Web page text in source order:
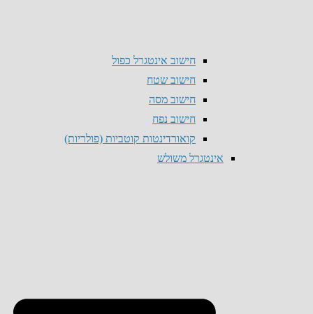
חישוב אינטגרל כפול
חישוב שטח
חישוב מסה
חישוב נפח
קואורדינטות קוטביות (פולריות)
אינטגרל משולש